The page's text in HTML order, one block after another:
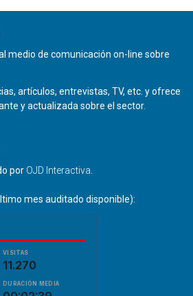
medio de comunicación on-line sobre
artículos, entrevistas, TV, etc. y ofrece
y actualizada sobre el sector.
por OJD Interactiva.
mes auditado disponible):